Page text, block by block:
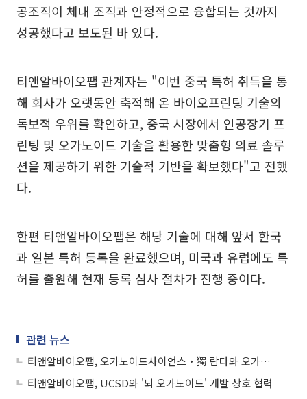
공조직이 체내 조직과 안정적으로 융합되는 것까지
성공했다고 보도된 바 있다.
티앤알바이오팹 관계자는 "이번 중국 특허 취득을 통
해 회사가 오랫동안 축적해 온 바이오프린팅 기술의
독보적 우위를 확인하고, 중국 시장에서 인공장기 프
린팅 및 오가노이드 기술을 활용한 맞춤형 의료 솔루
션을 제공하기 위한 기술적 기반을 확보했다"고 전했
다.
한편 티앤알바이오팹은 해당 기술에 대해 앞서 한국
과 일본 특허 등록을 완료했으며, 미국과 유럽에도 특
허를 출원해 현재 등록 심사 절차가 진행 중이다.
관련 뉴스
티앤알바이오팹, 오가노이드사이언스‧獨 람다와 오가노이드 상용화 MOU 체결
티앤알바이오팹, UCSD와 '뇌 오가노이드' 개발 상호 협력